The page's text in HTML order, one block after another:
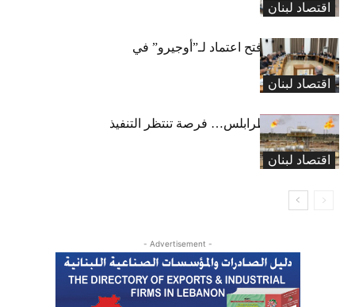
اقتصاد لبنان
متوجباتها
اقتصاد لبنان
لجنة المال تقرّ فتح اعتماد لـ”أوجيرو” في
موازنة 2026
اقتصاد لبنان
خط كركوك – طرابلس… فرصة تنتظر التنفيذ
- Advertisement -